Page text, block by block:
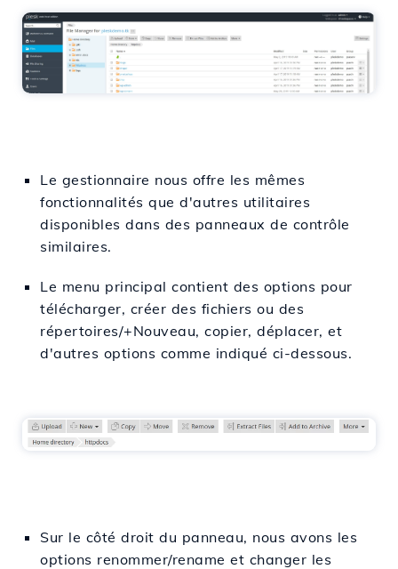
Le gestionnaire nous offre les mêmes
fonctionnalités que d'autres utilitaires
disponibles dans des panneaux de contrôle
similaires.
Le menu principal contient des options pour
télécharger, créer des fichiers ou des
répertoires/+Nouveau, copier, déplacer, et
d'autres options comme indiqué ci-dessous.
Sur le côté droit du panneau, nous avons les
options renommer/rename et changer les